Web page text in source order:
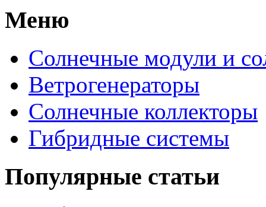
Меню
Солнечные модули и
Ветрогенераторы
Солнечные коллекторы
Гибридные системы
Популярные статьи